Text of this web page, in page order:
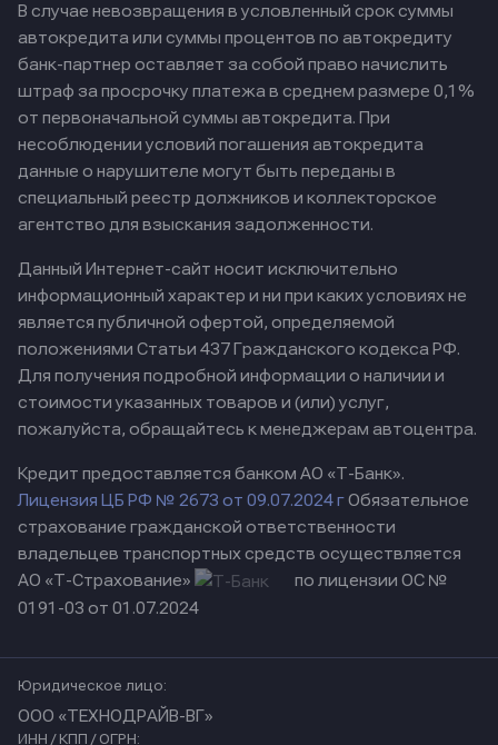
В случае невозвращения в условленный срок суммы
автокредита или суммы процентов по автокредиту
банк-партнер оставляет за собой право начислить
штраф за просрочку платежа в среднем размере 0,1%
от первоначальной суммы автокредита. При
несоблюдении условий погашения автокредита
данные о нарушителе могут быть переданы в
специальный реестр должников и коллекторское
агентство для взыскания задолженности.
Данный Интернет-сайт носит исключительно
информационный характер и ни при каких условиях не
является публичной офертой, определяемой
положениями Статьи 437 Гражданского кодекса РФ.
Для получения подробной информации о наличии и
стоимости указанных товаров и (или) услуг,
пожалуйста, обращайтесь к менеджерам автоцентра.
Кредит предоставляется банком АО «Т-Банк».
Лицензия ЦБ РФ № 2673 от 09.07.2024 гОбязательное
страхование гражданской ответственности
владельцев транспортных средств осуществляется
АО «Т-Страхование»
по лицензии ОС №
0191-03 от 01.07.2024
Юридическое лицо:
ООО «ТЕХНОДРАЙВ-ВГ»
ИНН / КПП / ОГРН: